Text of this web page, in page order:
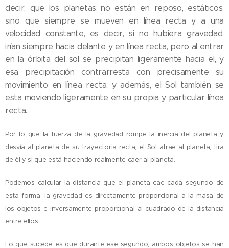
decir, que los planetas no están en reposo, estáticos,
sino que siempre se mueven en línea recta y a una
velocidad constante, es decir, si no hubiera gravedad,
irían siempre hacia delante y en línea recta, pero al entrar
en la órbita del sol se precipitan ligeramente hacia el, y
esa precipitación contrarresta con precisamente su
movimiento en línea recta, y además, el Sol también se
esta moviendo ligeramente en su propia y particular línea
recta.
Por lo que la fuerza de la gravedad rompe la inercia del planeta y
desvía al planeta de su trayectoria recta, el Sol atrae al planeta, tira
de él y si que está haciendo realmente caer al planeta.
Podemos calcular la distancia que el planeta cae cada segundo de
esta forma: la gravedad es directamente proporcional a la masa de
los objetos e inversamente proporcional al cuadrado de la distancia
entre ellos.
Lo que sucede es que durante ese segundo, ambos objetos se han